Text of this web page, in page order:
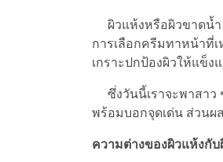
ผิวแห้งหรือผิวขาดน้ำ
การเลือกครีมทาหน้าที่
เกราะปกป้องผิวให้แข็
ซึ่งวันนี้เราจะพาสาว
พร้อมบอกจุดเด่น ส่วนผ
ความต่างของผิวแห้งกั